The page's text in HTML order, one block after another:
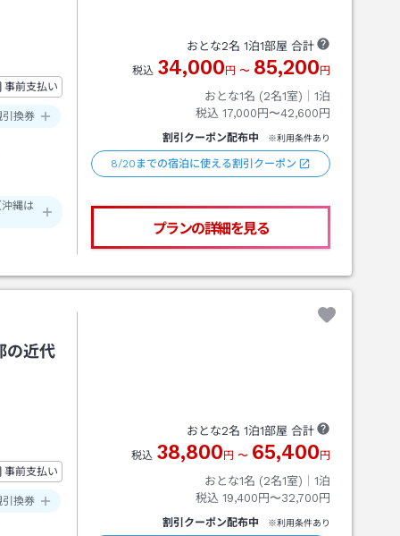
事前支払い
引換券
縄は
おとな2名 1泊1部屋 合計
税込 34,000円 〜 85,200円
おとな1名 (2名1室)｜ 1泊
税込 17,000円〜42,600円
割引クーポン配布中 ※利用条件あり
8/20までの宿泊に使える割引クーポン
プランの詳細を見る
の近代
事前支払い
引換券
おとな2名 1泊1部屋 合計
税込 38,800円 〜 65,400円
おとな1名 (2名1室)｜ 1泊
税込 19,400円〜32,700円
割引クーポン配布中 ※利用条件あり